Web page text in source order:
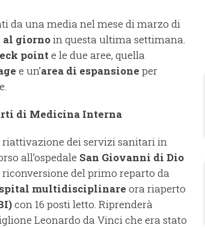
da una media nel mese di marzo di
al giornoin questa ultima settimana.
point e le due aree, quella
e un’area di espansione per
di Medicina Interna
riattivazione dei servizi sanitari in
all’ospedale San Giovanni di Dio
del primo reparto da
multidisciplinare ora riaperto
con 16 posti letto. Riprenderà
Leonardo da Vinci che era stato